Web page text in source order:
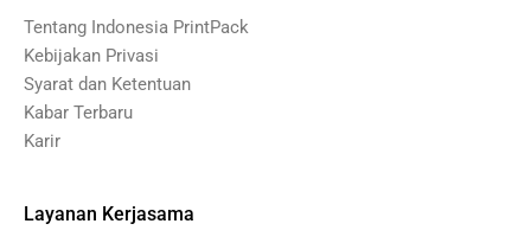
Tentang Indonesia PrintPack
Kebijakan Privasi
Syarat dan Ketentuan
Kabar Terbaru
Karir
Layanan Kerjasama